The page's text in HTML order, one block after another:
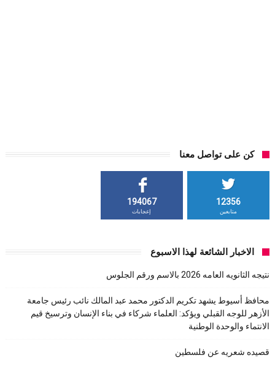
كن على تواصل معنا
12356
متابعين
194067
إعجابات
الاخبار الشائعة لهذا الاسبوع
نتيجه الثانويه العامه 2026 بالاسم ورقم الجلوس
محافظ أسيوط يشهد تكريم الدكتور محمد عبد المالك نائب رئيس جامعة
الأزهر للوجه القبلي ويؤكد: العلماء شركاء في بناء الإنسان وترسيخ قيم
الانتماء والوحدة الوطنية
قصيده شعريه عن فلسطين